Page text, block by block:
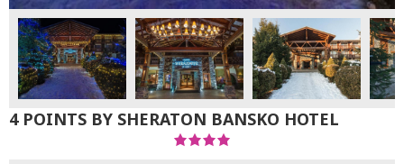
4 POINTS BY SHERATON BANSKO HOTEL